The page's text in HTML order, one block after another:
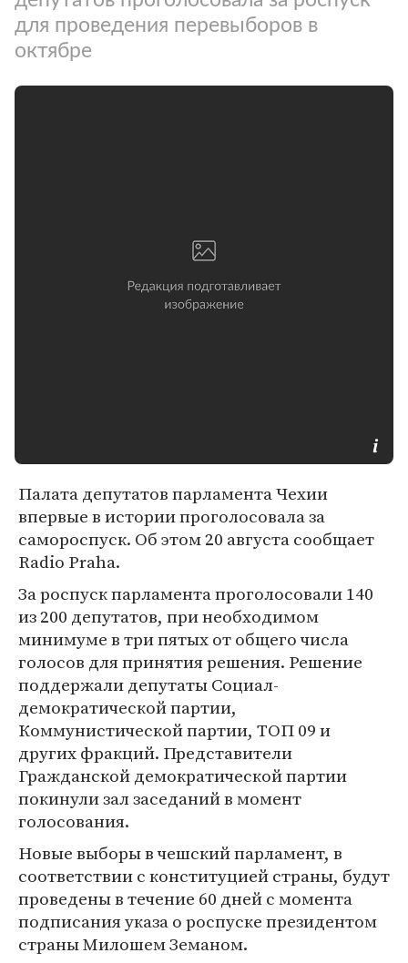
для проведения перевыборов в
октябре
Палата депутатов парламента Чехии
впервые в истории проголосовала за
самороспуск. Об этом 20 августа сообщает
Radio Praha.
За роспуск парламента проголосовали 140
из 200 депутатов, при необходимом
минимуме в три пятых от общего числа
голосов для принятия решения. Решение
поддержали депутаты Социал-
демократической партии,
Коммунистической партии, ТОП 09 и
других фракций. Представители
Гражданской демократической партии
покинули зал заседаний в момент
голосования.
Новые выборы в чешский парламент, в
соответствии с конституцией страны, будут
проведены в течение 60 дней с момента
подписания указа о роспуске президентом
страны Милошем Земаном.